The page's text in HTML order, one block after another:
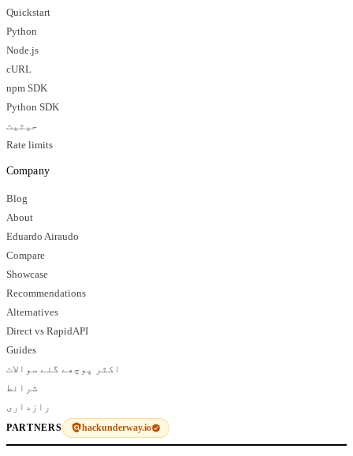
Quickstart
Python
Node.js
cURL
npm SDK
Python SDK
حیثیت
Rate limits
Company
Blog
About
Eduardo Airaudo
Compare
Showcase
Recommendations
Alternatives
Direct vs RapidAPI
Guides
اکثر پوچھے گئے سوالات
شرائط
رازداری
PARTNERS hackunderway.io